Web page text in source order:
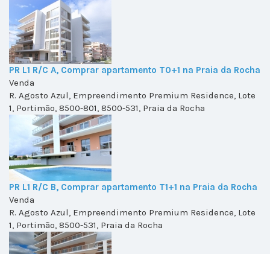
PR L1 R/C A, Comprar apartamento T0+1 na Praia da Rocha
Venda
R. Agosto Azul, Empreendimento Premium Residence, Lote
1, Portimão, 8500-801, 8500-531, Praia da Rocha
PR L1 R/C B, Comprar apartamento T1+1 na Praia da Rocha
Venda
R. Agosto Azul, Empreendimento Premium Residence, Lote
1, Portimão, 8500-531, Praia da Rocha